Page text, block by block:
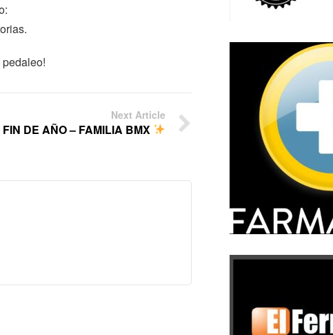
Next Article
DE AÑO – FAMILIA BMX